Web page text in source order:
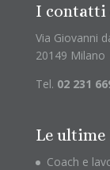
I contatti
Via Giovanni
20149 Milano
Tel. 02 231
Le
Coach e